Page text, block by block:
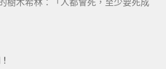
樹木希林：「人都會死，至少要死成